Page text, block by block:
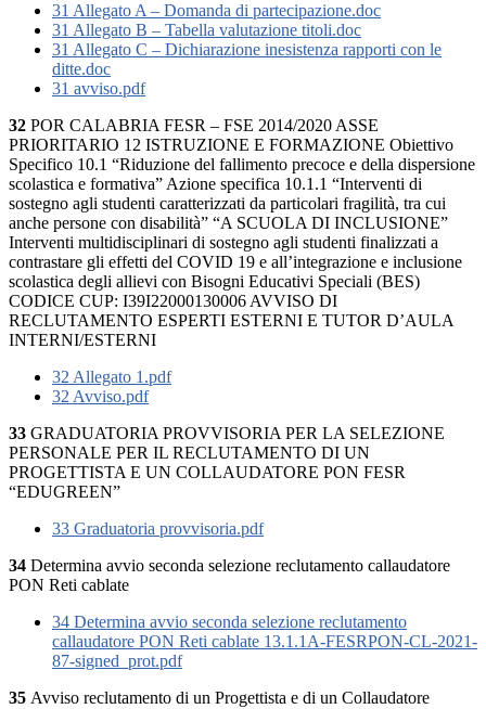
31 Allegato A – Domanda di partecipazione.doc
31 Allegato B – Tabella valutazione titoli.doc
31 Allegato C – Dichiarazione inesistenza rapporti con le
ditte.doc
31 avviso.pdf
32 POR CALABRIA FESR – FSE 2014/2020 ASSE
PRIORITARIO 12 ISTRUZIONE E FORMAZIONE Obiettivo
Specifico 10.1 “Riduzione del fallimento precoce e della dispersione
scolastica e formativa” Azione specifica 10.1.1 “Interventi di
sostegno agli studenti caratterizzati da particolari fragilità, tra cui
anche persone con disabilità” “A SCUOLA DI INCLUSIONE”
Interventi multidisciplinari di sostegno agli studenti finalizzati a
contrastare gli effetti del COVID 19 e all’integrazione e inclusione
scolastica degli allievi con Bisogni Educativi Speciali (BES)
CODICE CUP: I39I22000130006 AVVISO DI
RECLUTAMENTO ESPERTI ESTERNI E TUTOR D’AULA
INTERNI/ESTERNI
32 Allegato 1.pdf
32 Avviso.pdf
33 GRADUATORIA PROVVISORIA PER LA SELEZIONE
PERSONALE PER IL RECLUTAMENTO DI UN
PROGETTISTA E UN COLLAUDATORE PON FESR
“EDUGREEN”
33 Graduatoria provvisoria.pdf
34 Determina avvio seconda selezione reclutamento callaudatore
PON Reti cablate
34 Determina avvio seconda selezione reclutamento
callaudatore PON Reti cablate 13.1.1A-FESRPON-CL-2021-
87-signed_prot.pdf
35 Avviso reclutamento di un Progettista e di un Collaudatore